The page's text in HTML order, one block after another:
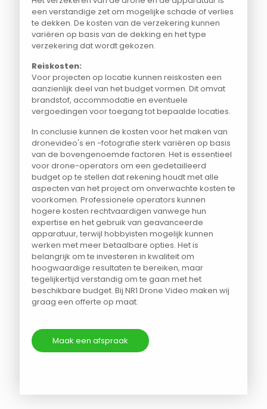
een verstandige zet om mogelijke schade of verlies
te dekken. De kosten van de verzekering kunnen
variëren op basis van de dekking en het type
verzekering dat wordt gekozen.
Reiskosten:
Voor projecten op locatie kunnen reiskosten een
aanzienlijk deel van het budget vormen. Dit omvat
brandstof, accommodatie en eventuele
vergoedingen voor toegang tot bepaalde locaties.
In conclusie kunnen de kosten voor het maken van
dronevideo's en -fotografie sterk variëren op basis
van de bovengenoemde factoren. Het is essentieel
voor drone-operators om een gedetailleerd
budget op te stellen dat rekening houdt met alle
aspecten van het project om onverwachte kosten te
voorkomen. Professionele operators kunnen
hogere kosten rechtvaardigen vanwege hun
expertise en het gebruik van geavanceerde
apparatuur, terwijl hobbyisten mogelijk kunnen
werken met meer betaalbare opties. Het is
belangrijk om te investeren in kwaliteit om
hoogwaardige resultaten te bereiken, maar
tegelijkertijd verstandig om te gaan met het
beschikbare budget. Bij NR1 Drone Video maken wij
graag een offerte op maat.
Maak een afspraak